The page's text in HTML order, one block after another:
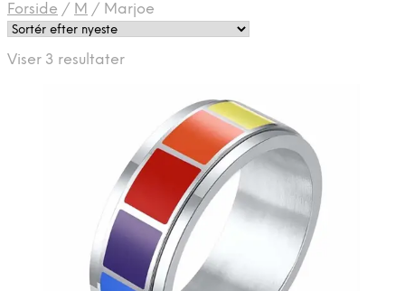
Forside / M / Marjoe
Viser 3 resultaterSorteret